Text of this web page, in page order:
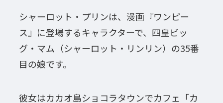
シャーロット・プリンは、漫画『ワンピー
ス』に登場するキャラクターで、四皇ビッ
グ・マム（シャーロット・リンリン）の35番
目の娘です。
彼女はカカオ島ショコラタウンでカフェ「カ